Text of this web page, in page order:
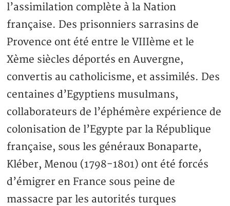
l’assimilation complète à la Nation
française. Des prisonniers sarrasins de
Provence ont été entre le VIIIème et le
Xème siècles déportés en Auvergne,
convertis au catholicisme, et assimilés. Des
centaines d’Egyptiens musulmans,
collaborateurs de l’éphémère expérience de
colonisation de l’Egypte par la République
française, sous les généraux Bonaparte,
Kléber, Menou (1798-1801) ont été forcés
d’émigrer en France sous peine de
massacre par les autorités turques